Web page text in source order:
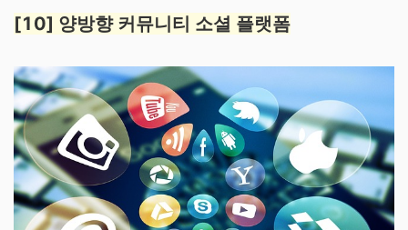
[10] 양방향 커뮤니티 소셜 플랫폼